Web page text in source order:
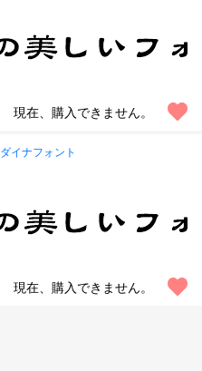
角ゴシック
行書体
デザイン毛筆
現在、購入できません。
ダイナフォント
現在、購入できません。